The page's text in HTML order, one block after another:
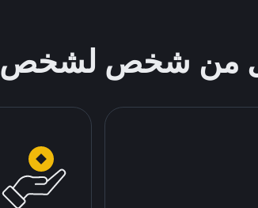
من شخص لشخص